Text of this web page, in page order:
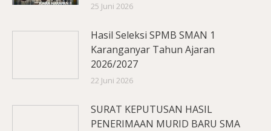
25 Juni 2026
Hasil Seleksi SPMB SMAN 1
Karanganyar Tahun Ajaran
2026/2027
22 Juni 2026
SURAT KEPUTUSAN HASIL
PENERIMAAN MURID BARU SMA